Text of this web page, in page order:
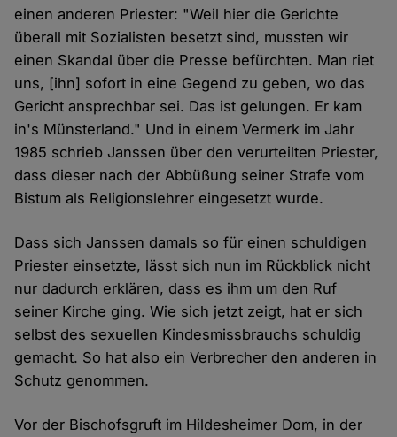
einen anderen Priester: "Weil hier die Gerichte
überall mit Sozialisten besetzt sind, mussten wir
einen Skandal über die Presse befürchten. Man riet
uns, [ihn] sofort in eine Gegend zu geben, wo das
Gericht ansprechbar sei. Das ist gelungen. Er kam
in's Münsterland." Und in einem Vermerk im Jahr
1985 schrieb Janssen über den verurteilten Priester,
dass dieser nach der Abbüßung seiner Strafe vom
Bistum als Religionslehrer eingesetzt wurde.
Dass sich Janssen damals so für einen schuldigen
Priester einsetzte, lässt sich nun im Rückblick nicht
nur dadurch erklären, dass es ihm um den Ruf
seiner Kirche ging. Wie sich jetzt zeigt, hat er sich
selbst des sexuellen Kindesmissbrauchs schuldig
gemacht. So hat also ein Verbrecher den anderen in
Schutz genommen.
Vor der Bischofsgruft im Hildesheimer Dom, in der